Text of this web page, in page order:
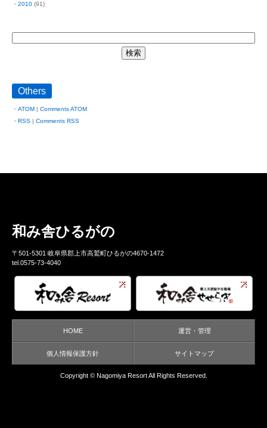
2010 (91)
Others
ATOM | Comments ATOM
RSS | Comments RSS
和み舎ひるがの
〒501-5301 岐阜県郡上市高鷲町ひるがの4670-1472
tel.0575-73-4040
HOME 運営・管理
個人情報保護方針 サイトマップ
Copyright © Nagomiya ResortAll Rights Reserved.